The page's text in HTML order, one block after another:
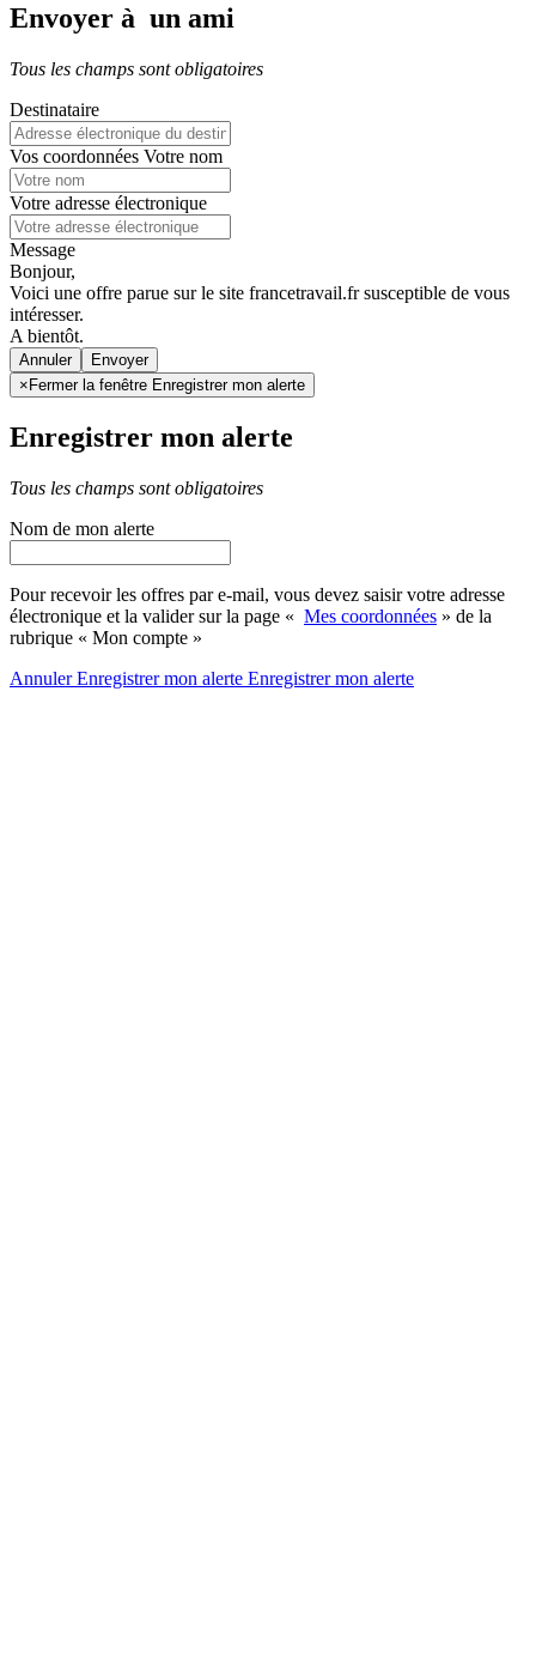
Envoyer à un ami
Tous les champs sont obligatoires
Destinataire
Vos coordonnées Votre nom
Votre adresse électronique
Message
Bonjour,
Voici une offre parue sur le site francetravail.fr susceptible de vous
intéresser.
A bientôt.
Annuler
× Fermer la fenêtre Enregistrer mon alerte
Enregistrer mon alerte
Tous les champs sont obligatoires
Nom de mon alerte
Pour recevoir les offres par e-mail, vous devez saisir votre adresse
électronique et la valider sur la page « Mes coordonnées » de la
rubrique « Mon compte »
AnnulerEnregistrer mon alerte Enregistrermon alerte